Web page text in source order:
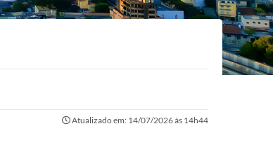
Atualizado em: 14/07/2026 às 14h44